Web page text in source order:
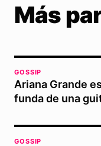
Más
GOSSIP
Ariana Grande
funda de una
GOSSIP